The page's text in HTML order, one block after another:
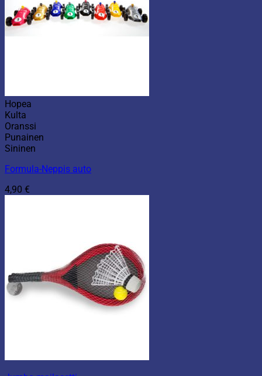
Hopea
Kulta
Oranssi
Punainen
Sininen
Formula-Neppis auto
4,90 €